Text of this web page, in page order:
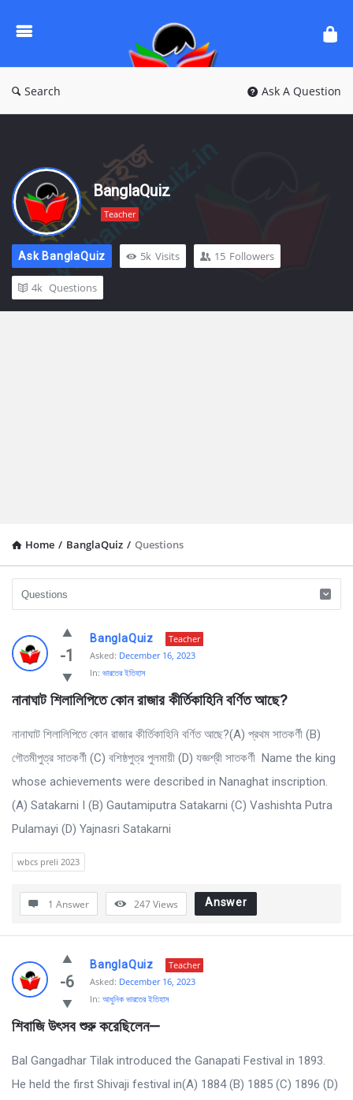
Questions
Search Ask A Question
BanglaQuiz
Teacher
Ask BanglaQuiz 5k Visits 15 Followers
4k Questions
Home / BanglaQuiz / Questions
Ask
Questions
BanglaQuiz
Latest
Questions
-1
BanglaQuiz
Teacher
Asked: December 16, 2023
In: ভারতের ইতিহাস
নানাঘাট শিলালিপিতে কোন রাজার কীর্তিকাহিনি বর্ণিত আছে?
নানাঘাট শিলালিপিতে কোন রাজার কীর্তিকাহিনি বর্ণিত আছে?(A) প্রথম সাতকর্ণী (B)
গৌতমীপুত্র সাতকর্ণী (C) বশিষ্ঠপুত্র পুলমায়ী (D) যজ্ঞশ্রী সাতকর্ণী Name the king
whose achievements were described in Nanaghat inscription.
(A) Satakarni I (B) Gautamiputra Satakarni (C) Vashishta Putra
Pulamayi (D) Yajnasri Satakarni
wbcs preli 2023
1 Answer 247Views Answer
-6
BanglaQuiz
Teacher
Asked: December 16, 2023
In: আধুনিক ভারতের ইতিহাস
শিবাজি উৎসব শুরু করেছিলেন—
Bal Gangadhar Tilak introduced the Ganapati Festival in 1893.
He held the first Shivaji festival in(A) 1884 (B) 1885 (C) 1896 (D)